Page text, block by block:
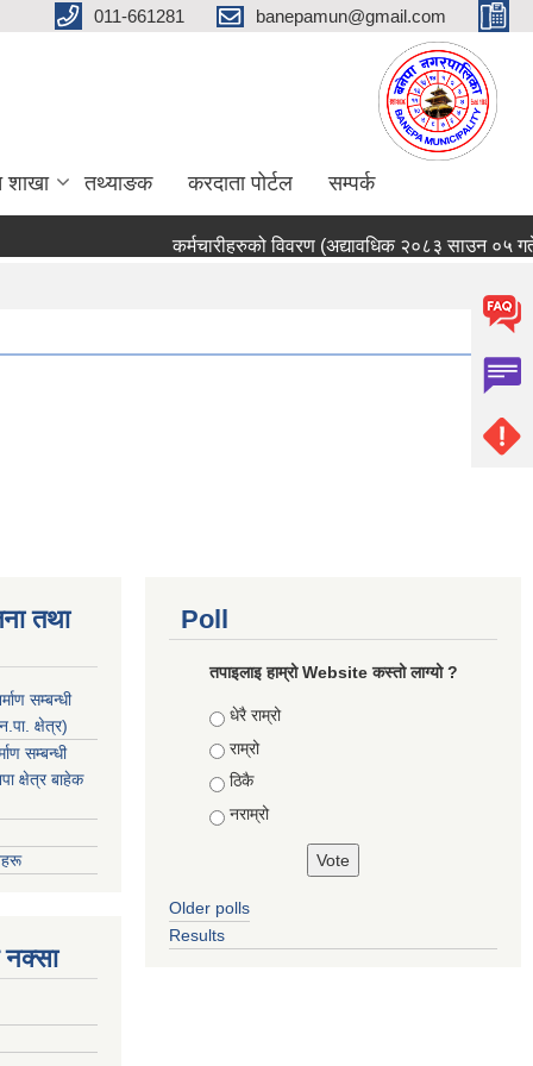
011-661281 banepamun@gmail.com
शाखा तथ्याङक करदाता पोर्टल सम्पर्क
कर्मचारीहरुको विवरण (अद्यावधिक २०८३ साउन ०५ गते)
तथा
सम्बन्धी
क्षेत्र)
सम्बन्धी
क्षेत्र बाहेक
नक्सा
Poll
तपाइलाइ हाम्रो Website कस्तो लाग्यो ?
Choices
धेरै राम्रो
राम्रो
ठिकै
नराम्रो
Older polls
Results